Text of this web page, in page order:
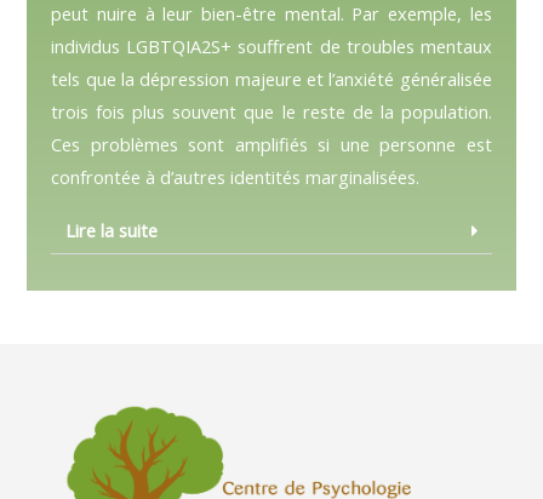
peut nuire à leur bien-être mental. Par exemple, les
individus LGBTQIA2S+ souffrent de troubles mentaux
tels que la dépression majeure et l’anxiété généralisée
trois fois plus souvent que le reste de la population.
Ces problèmes sont amplifiés si une personne est
confrontée à d’autres identités marginalisées.
Lire la suite